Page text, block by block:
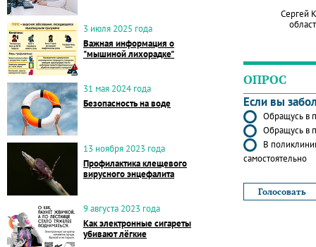
3 июля 2025 года
Важная информация о
"мышиной лихорадке"
31 мая 2024 года
Безопасность на воде
13 ноября 2023 года
Профилактика клещевого
вирусного энцефалита
9 августа 2023 года
Как электронные сигареты
убивают лёгкие
Сергей
ОПРОС
Если вы
Обращусь в
Обращусь в
В
самостоятельно